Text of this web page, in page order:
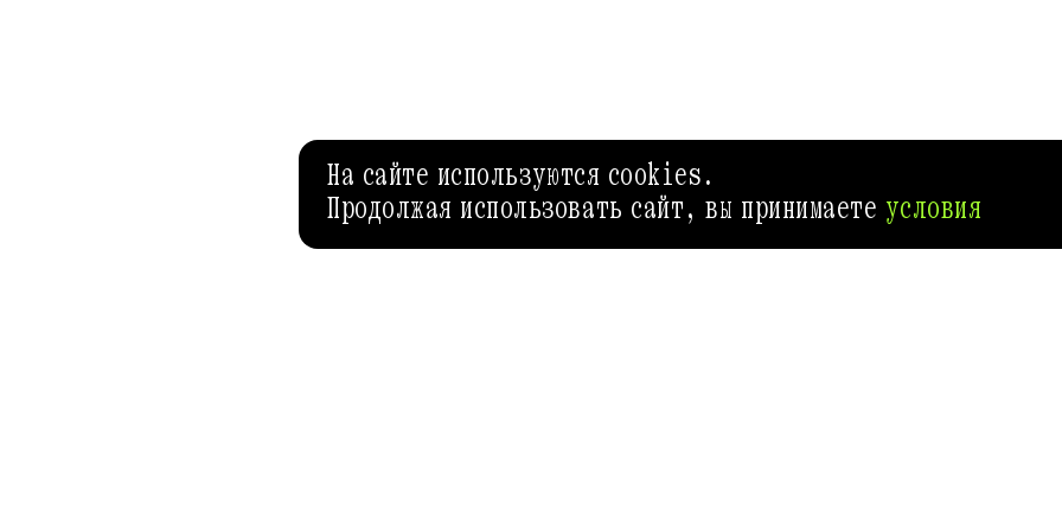
На сайте используются cookies.
Продолжая использовать сайт, вы принимаете условия